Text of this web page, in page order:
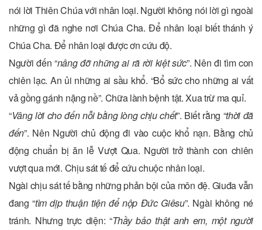
nói lời Thiên Chúa với nhân loại. Người không nói lời gì ngoài
những gì đã nghe nơi Chúa Cha. Để nhân loại biết thánh ý
Chúa Cha. Để nhân loại được ơn cứu độ.
Người đến “nâng đỡ những ai rã rời kiệt sức”. Nên đi tìm con
chiên lạc. An ủi những ai sầu khổ. “Bổ sức cho những ai vất
vả gồng gánh nặng nề”. Chữa lành bệnh tật. Xua trừ ma quỉ.
“Vâng lời cho đến nỗi bằng lòng chịu chết”. Biết rằng “thời đã
đến”. Nên Người chủ động đi vào cuộc khổ nạn. Bằng chủ
động chuẩn bị ăn lễ Vượt Qua. Người trở thành con chiên
vượt qua mới. Chịu sát tế để cứu chuộc nhân loại.
Ngài chịu sát tế bằng những phản bội của môn đệ. Giuđa vẫn
đang “tìm dịp thuận tiện để nộp Đức Giêsu”. Ngài không né
tránh. Nhưng trực diện: “Thầy bảo thật anh em, một người